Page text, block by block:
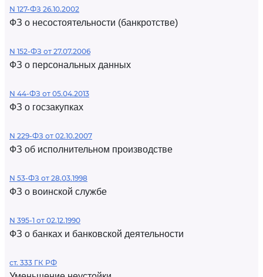
N 127-ФЗ 26.10.2002
ФЗ о несостоятельности (банкротстве)
N 152-ФЗ от 27.07.2006
ФЗ о персональных данных
N 44-ФЗ от 05.04.2013
ФЗ о госзакупках
N 229-ФЗ от 02.10.2007
ФЗ об исполнительном производстве
N 53-ФЗ от 28.03.1998
ФЗ о воинской службе
N 395-1 от 02.12.1990
ФЗ о банках и банковской деятельности
ст. 333 ГК РФ